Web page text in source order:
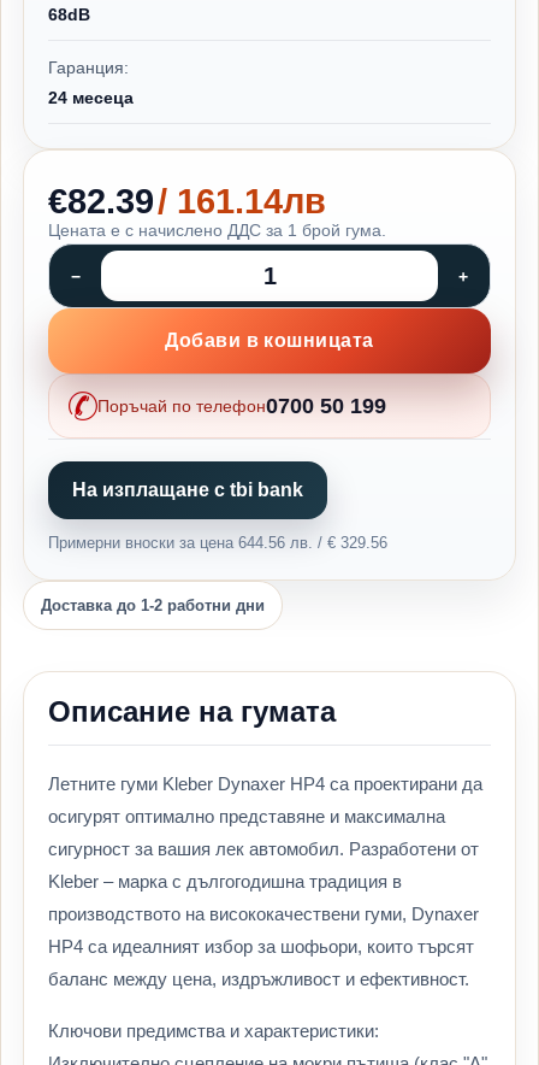
68dB
Гаранция:
24 месеца
€82.39/ 161.14лв
Цената е с начислено ДДС за 1 брой гума.
Добави в кошницата
Поръчай по телефон0700 50 199
На изплащане с tbi bank
Примерни вноски за цена 644.56 лв. / € 329.56
Доставка до 1-2 работни дни
Описание на гумата
Летните гуми Kleber Dynaxer HP4 са проектирани да
осигурят оптимално представяне и максимална
сигурност за вашия лек автомобил. Разработени от
Kleber – марка с дългогодишна традиция в
производството на висококачествени гуми, Dynaxer
HP4 са идеалният избор за шофьори, които търсят
баланс между цена, издръжливост и ефективност.
Ключови предимства и характеристики: